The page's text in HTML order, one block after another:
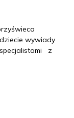
wywiady
z